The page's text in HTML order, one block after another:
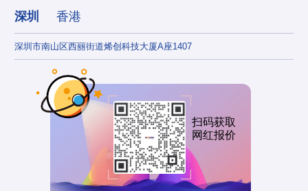
深圳 香港
深圳市南山区西丽街道烯创科技大厦A座1407
扫码获取
网红报价